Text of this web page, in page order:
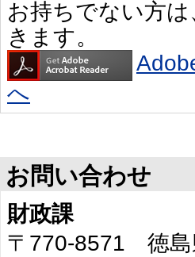
お持ちでない方
きます。
へ
お問い合わせ
財政課
〒770-8571 徳島